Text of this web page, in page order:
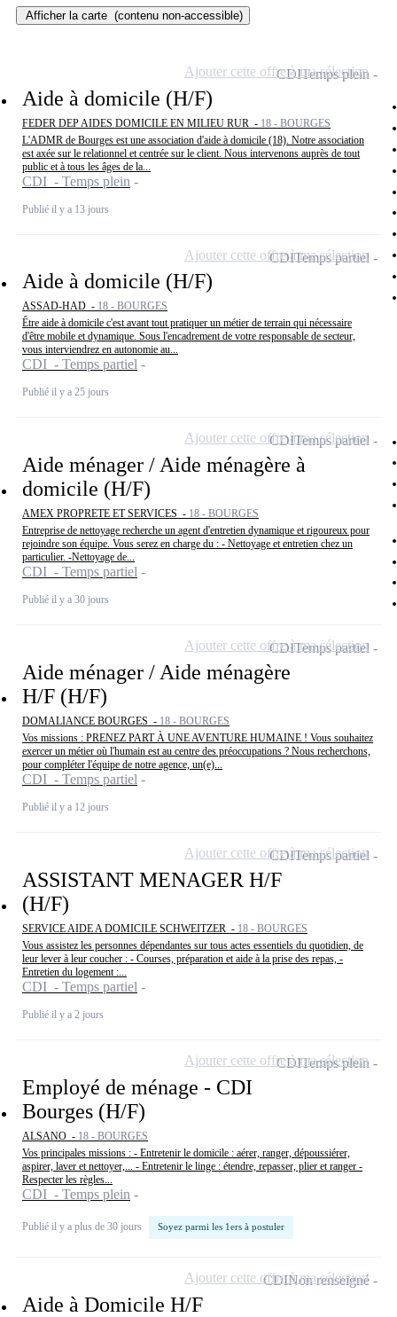
Afficher la carte (contenu non-accessible)
Aide à domicile (H/F)
FEDER DEP AIDES DOMICILE EN MILIEU RUR - 18 - BOURGES
L'ADMR de Bourges est une association d'aide à domicile (18). Notre association
est axée sur le relationnel et centrée sur le client. Nous intervenons auprès de tout
public et à tous les âges de la...
CDI - Temps plein
Publié il y a 13 jours
CDITemps plein
Ajouter cette offre à ma sélection
Aide à domicile (H/F)
ASSAD-HAD - 18 - BOURGES
Être aide à domicile c'est avant tout pratiquer un métier de terrain qui nécessaire
d'être mobile et dynamique. Sous l'encadrement de votre responsable de secteur,
vous interviendrez en autonomie au...
CDI - Temps partiel
Publié il y a 25 jours
CDITemps partiel
Ajouter cette offre à ma sélection
Aide ménager / Aide ménagère à
domicile (H/F)
AMEX PROPRETE ET SERVICES - 18 - BOURGES
Entreprise de nettoyage recherche un agent d'entretien dynamique et rigoureux pour
rejoindre son équipe. Vous serez en charge du : - Nettoyage et entretien chez un
particulier. -Nettoyage de...
CDI - Temps partiel
Publié il y a 30 jours
CDITemps partiel
Ajouter cette offre à ma sélection
Aide ménager / Aide ménagère
H/F (H/F)
DOMALIANCE BOURGES - 18 - BOURGES
Vos missions : PRENEZ PART À UNE AVENTURE HUMAINE ! Vous souhaitez
exercer un métier où l'humain est au centre des préoccupations ? Nous recherchons,
pour compléter l'équipe de notre agence, un(e)...
CDI - Temps partiel
Publié il y a 12 jours
CDITemps partiel
Ajouter cette offre à ma sélection
ASSISTANT MENAGER H/F
(H/F)
SERVICE AIDE A DOMICILE SCHWEITZER - 18 - BOURGES
Vous assistez les personnes dépendantes sur tous actes essentiels du quotidien, de
leur lever à leur coucher : - Courses, préparation et aide à la prise des repas, -
Entretien du logement :...
CDI - Temps partiel
Publié il y a 2 jours
CDITemps partiel
Ajouter cette offre à ma sélection
Employé de ménage - CDI
Bourges (H/F)
ALSANO - 18 - BOURGES
Vos principales missions : - Entretenir le domicile : aérer, ranger, dépoussiérer,
aspirer, laver et nettoyer,... - Entretenir le linge : étendre, repasser, plier et ranger -
Respecter les règles...
CDI - Temps plein
Publié il y a plus de 30 jours Soyez parmi les 1ers à postuler
CDITemps plein
Ajouter cette offre à ma sélection
Aide à Domicile H/F
CDINon renseigné
Ajouter cette offre à ma sélection